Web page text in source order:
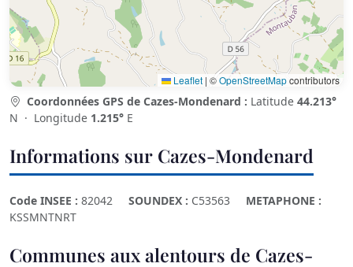
Leaflet | ©OpenStreetMapcontributors
Coordonnées GPS de Cazes-Mondenard : Latitude 44.213°
N · Longitude 1.215° E
Informations sur Cazes-Mondenard
Code INSEE : 82042 SOUNDEX : C53563
METAPHONE :
KSSMNTNRT
Communes aux alentours de Cazes-